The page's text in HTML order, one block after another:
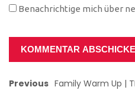
Benachrichtige mich über
Previous Family Warm Up |